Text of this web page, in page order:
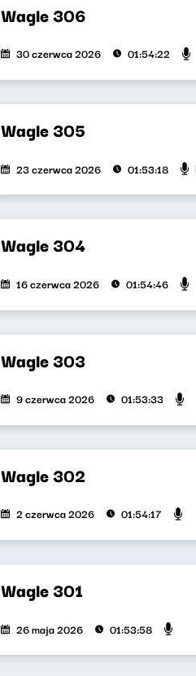
Wagle 306
30 czerwca 2026 01:54:22
Wagle 305
23 czerwca 2026 01:53:18
Wagle 304
16 czerwca 2026 01:54:46
Wagle 303
9 czerwca 2026 01:53:33
Wagle 302
2 czerwca 2026 01:54:17
Wagle 301
26 maja 2026 01:53:58